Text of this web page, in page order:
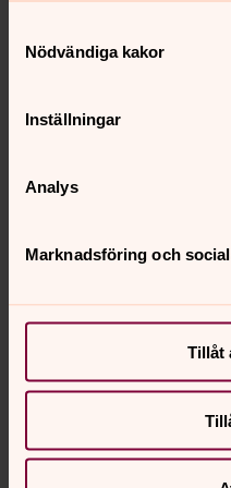
Nödvändiga kakor
Inställningar
Analys
Marknadsföring och
Tillåt
Karin Andersson
Församlingshemsvärd